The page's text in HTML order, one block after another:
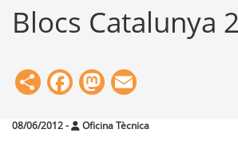
Blocs Catalunya
ShareFacebook
Mastodon
08/06/2012- Oficina Tècnica